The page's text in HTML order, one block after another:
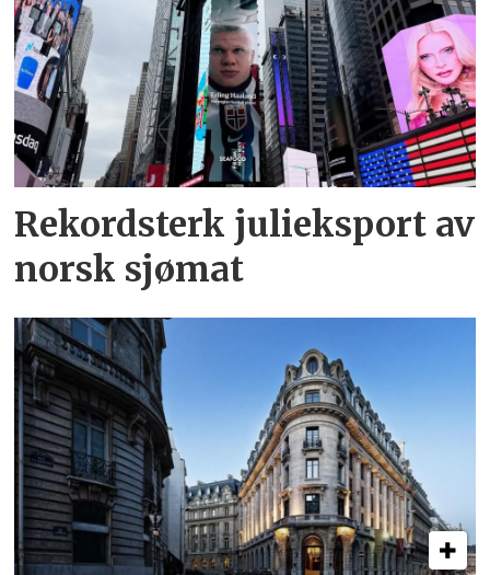
Rekordsterk julieksport av
norsk sjømat